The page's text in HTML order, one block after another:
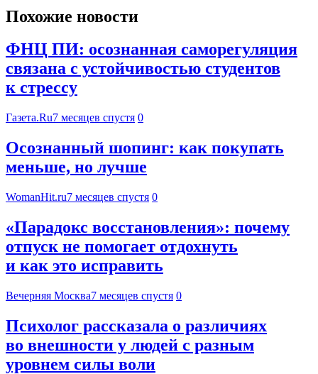
Похожие новости
ФНЦ ПИ: осознанная саморегуляция
связана с устойчивостью студентов
к стрессу
Газета.Ru7 месяцев спустя 0
Осознанный шопинг: как покупать
меньше, но лучше
WomanHit.ru7 месяцев спустя 0
«Парадокс восстановления»: почему
отпуск не помогает отдохнуть
и как это исправить
Вечерняя Москва7 месяцев спустя 0
Психолог рассказала о различиях
во внешности у людей с разным
уровнем силы воли